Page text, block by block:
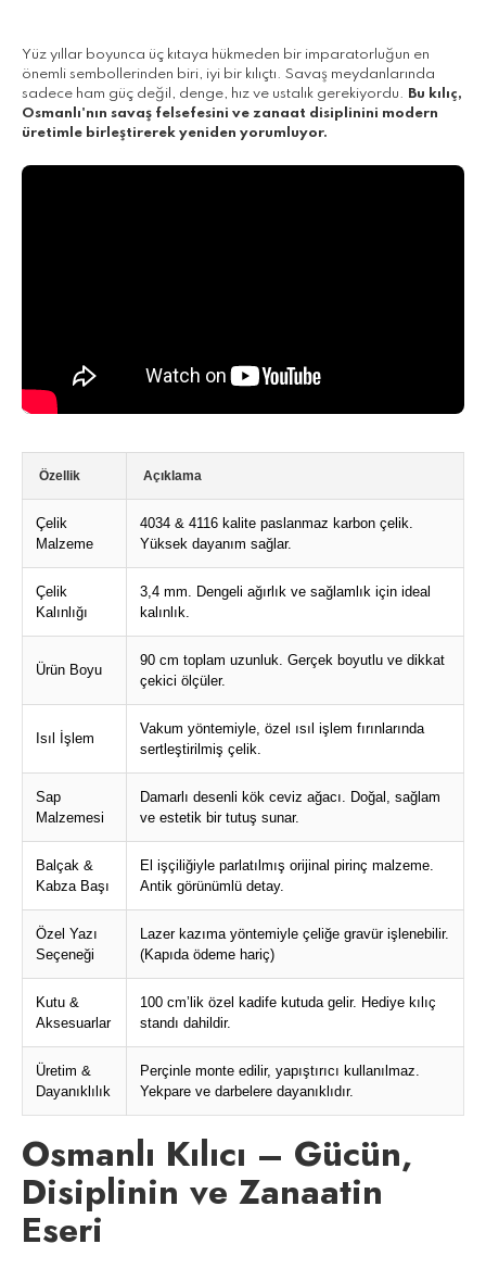
Yüz yıllar boyunca üç kıtaya hükmeden bir imparatorluğun en
önemli sembollerinden biri, iyi bir kılıçtı. Savaş meydanlarında
sadece ham güç değil, denge, hız ve ustalık gerekiyordu.
Bu kılıç,
Osmanlı'nın savaş felsefesini ve zanaat disiplinini modern
üretimle birleştirerek yeniden yorumluyor.
Özellik Açıklama
Çelik
Malzeme
4034 & 4116 kalite paslanmaz karbon çelik.
Yüksek dayanım sağlar.
Çelik
Kalınlığı
3,4 mm. Dengeli ağırlık ve sağlamlık için ideal
kalınlık.
Ürün Boyu
90 cm toplam uzunluk. Gerçek boyutlu ve dikkat
çekici ölçüler.
Isıl İşlem
Vakum yöntemiyle, özel ısıl işlem fırınlarında
sertleştirilmiş çelik.
Sap
Malzemesi
Damarlı desenli kök ceviz ağacı. Doğal, sağlam
ve estetik bir tutuş sunar.
Balçak &
Kabza Başı
El işçiliğiyle parlatılmış orijinal pirinç malzeme.
Antik görünümlü detay.
Özel Yazı
Seçeneği
Lazer kazıma yöntemiyle çeliğe gravür işlenebilir.
(Kapıda ödeme hariç)
Kutu &
Aksesuarlar
100 cm’lik özel kadife kutuda gelir. Hediye kılıç
standı dahildir.
Üretim &
Dayanıklılık
Perçinle monte edilir, yapıştırıcı kullanılmaz.
Yekpare ve darbelere dayanıklıdır.
Osmanlı Kılıcı – Gücün,
Disiplinin ve Zanaatin
Eseri